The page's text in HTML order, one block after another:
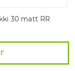
30 matt RR